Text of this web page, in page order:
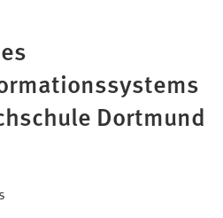
Dortmund